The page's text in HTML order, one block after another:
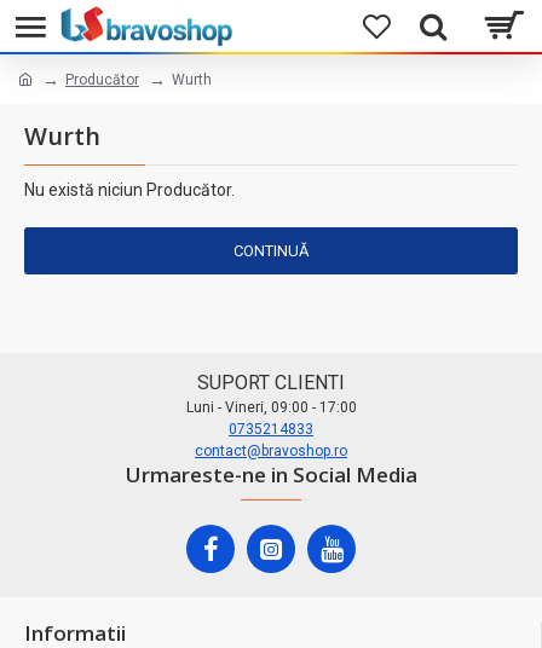
Producător Wurth
Wurth
Nu există niciun Producător.
CONTINUĂ
SUPORT CLIENTI
Luni - Vineri, 09:00 - 17:00
0735214833
contact@bravoshop.ro
Urmareste-ne in Social Media
Informatii